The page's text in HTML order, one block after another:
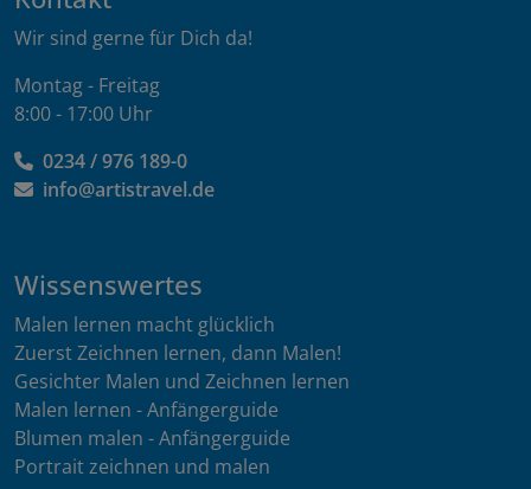
Wir sind gerne für Dich da!
Montag - Freitag
8:00 - 17:00 Uhr
0234 / 976 189-0
info@artistravel.de
Wissenswertes
Malen lernen macht glücklich
Zuerst Zeichnen lernen, dann Malen!
Gesichter Malen und Zeichnen lernen
Malen lernen - Anfängerguide
Blumen malen - Anfängerguide
Portrait zeichnen und malen